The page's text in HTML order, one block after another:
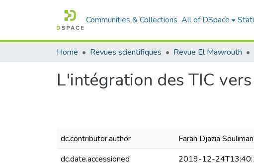
Communities & Collections All of DSpace
Home Revues scientifiques Revue El Mawrouth
L'intégration des TIC
dc.contributor.author
Farah Djazia
dc.date.accessioned
2019-12-